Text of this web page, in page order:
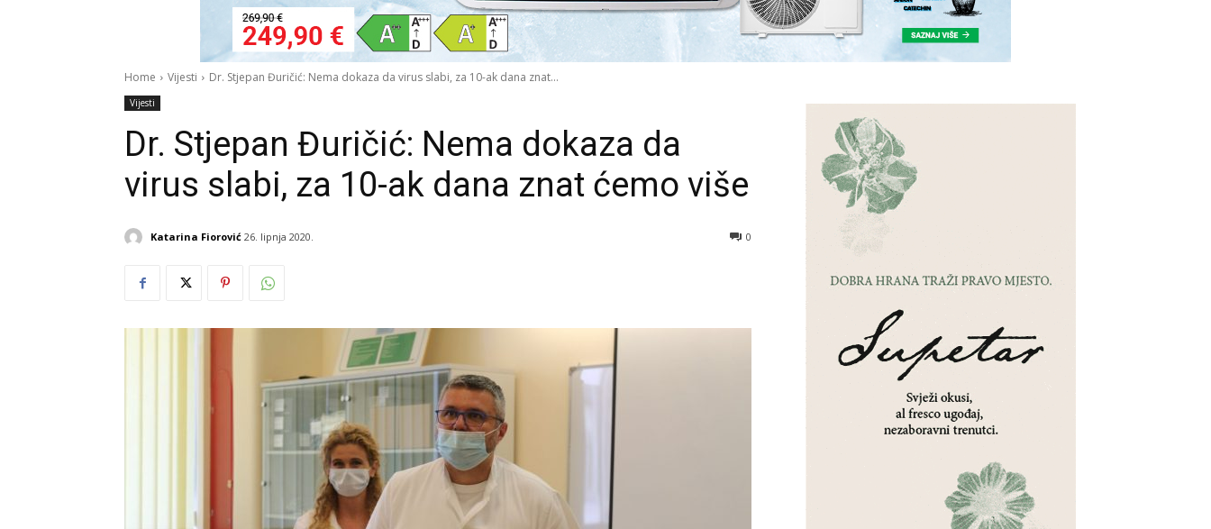
Home Vijesti Dr. Stjepan Đuričić: Nema dokaza da virus slabi, za 10-ak dana znat...
Vijesti
Dr. Stjepan Đuričić: Nema dokaza da
virus slabi, za 10-ak dana znat ćemo više
Katarina Fiorović 26. lipnja 2020. 0